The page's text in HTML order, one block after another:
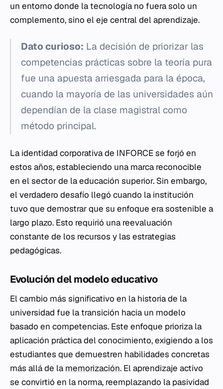
un entorno donde la tecnología no fuera solo un
complemento, sino el eje central del aprendizaje.
Dato curioso: La decisión de priorizar las
competencias prácticas sobre la teoría pura
fue una apuesta arriesgada para la época,
cuando la mayoría de las universidades aún
dependían de la clase magistral como
método principal.
La identidad corporativa de INFORCE se forjó en
estos años, estableciendo una marca reconocible
en el sector de la educación superior. Sin embargo,
el verdadero desafío llegó cuando la institución
tuvo que demostrar que su enfoque era sostenible a
largo plazo. Esto requirió una reevaluación
constante de los recursos y las estrategias
pedagógicas.
Evolución del modelo educativo
El cambio más significativo en la historia de la
universidad fue la transición hacia un modelo
basado en competencias. Este enfoque prioriza la
aplicación práctica del conocimiento, exigiendo a los
estudiantes que demuestren habilidades concretas
más allá de la memorización. El aprendizaje activo
se convirtió en la norma, reemplazando la pasividad